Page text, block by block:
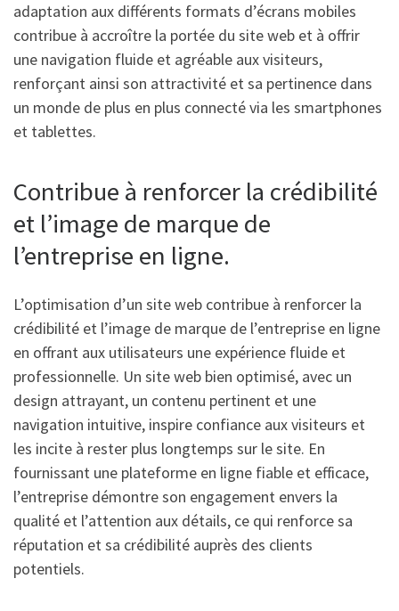
adaptation aux différents formats d’écrans mobiles
contribue à accroître la portée du site web et à offrir
une navigation fluide et agréable aux visiteurs,
renforçant ainsi son attractivité et sa pertinence dans
un monde de plus en plus connecté via les smartphones
et tablettes.
Contribue à renforcer la crédibilité
et l’image de marque de
l’entreprise en ligne.
L’optimisation d’un site web contribue à renforcer la
crédibilité et l’image de marque de l’entreprise en ligne
en offrant aux utilisateurs une expérience fluide et
professionnelle. Un site web bien optimisé, avec un
design attrayant, un contenu pertinent et une
navigation intuitive, inspire confiance aux visiteurs et
les incite à rester plus longtemps sur le site. En
fournissant une plateforme en ligne fiable et efficace,
l’entreprise démontre son engagement envers la
qualité et l’attention aux détails, ce qui renforce sa
réputation et sa crédibilité auprès des clients
potentiels.